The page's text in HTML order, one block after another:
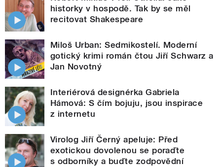
historky v hospodě. Tak by se měl
recitovat Shakespeare
Miloš Urban: Sedmikostelí. Moderní
gotický krimi román čtou Jiří Schwarz a
Jan Novotný
Interiérová designérka Gabriela
Hámová: S čím bojuju, jsou inspirace
z internetu
Virolog Jiří Černý apeluje: Před
exotickou dovolenou se poraďte
s odborníky a buďte zodpovědní